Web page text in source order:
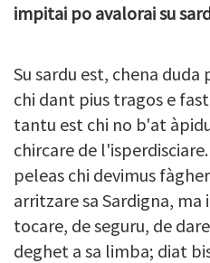
impitai po avalorai su
Su sardu est, chena duda
chi dant pius tragos e
tantu est chi no b'at
chircare de
peleas chi devimus
arritzare sa Sardigna, ma
tocare, de seguru, de
deghet a sa limba; diat